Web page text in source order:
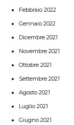
Febbraio 2022
Gennaio 2022
Dicembre 2021
Novembre 2021
Ottobre 2021
Settembre 2021
Agosto 2021
Luglio 2021
Giugno 2021